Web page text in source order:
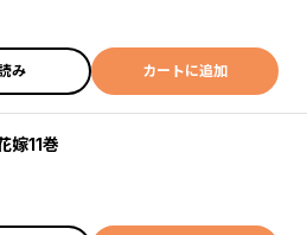
み カートに追加
嫁11巻